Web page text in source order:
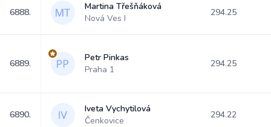
6888.
Martina Třešňáková
Nová Ves I
294.25
6889.
Petr Pinkas
Praha 1
294.25
6890.
Iveta Vychytilová
Čenkovice
294.22